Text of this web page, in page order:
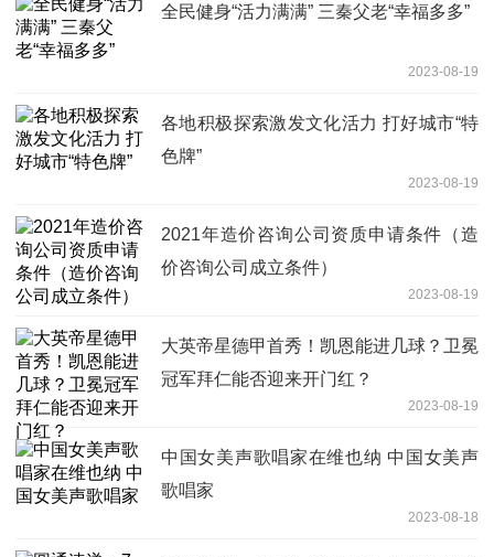
全民健身“活力满满” 三秦父老“幸福多多”
2023-08-19
各地积极探索激发文化活力 打好城市“特
色牌”
2023-08-19
2021年造价咨询公司资质申请条件（造
价咨询公司成立条件）
2023-08-19
大英帝星德甲首秀！凯恩能进几球？卫冕
冠军拜仁能否迎来开门红？
2023-08-19
中国女美声歌唱家在维也纳 中国女美声
歌唱家
2023-08-18